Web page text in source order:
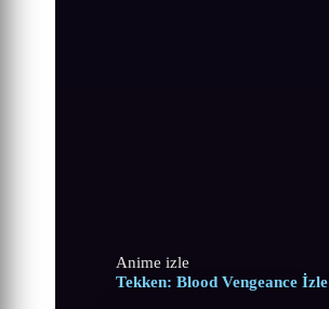
Anime izle
Tekken: Blood Vengeance İzle